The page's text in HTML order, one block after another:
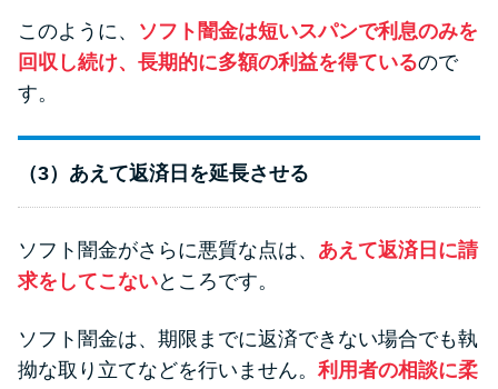
このように、 ソフト闇金は短いスパンで利息のみを
回収し続け、長期的に多額の利益を得ているので
す。
（3）あえて返済日を延長させる
ソフト闇金がさらに悪質な点は、 あえて返済日に請
求をしてこないところです。
ソフト闇金は、期限までに返済できない場合でも執
拗な取り立てなどを行いません。 利用者の相談に柔